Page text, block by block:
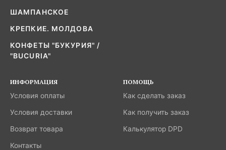
ШАМПАНСКОЕ
КРЕПКИЕ. МОЛДОВА
КОНФЕТЫ "БУКУРИЯ" /
"BUCURIA"
ИНФОРМАЦИЯ
Условия оплаты
Условия доставки
Возврат товара
Контакты
ПОМОЩЬ
Как сделать заказ
Как получить заказ
Калькулятор DPD